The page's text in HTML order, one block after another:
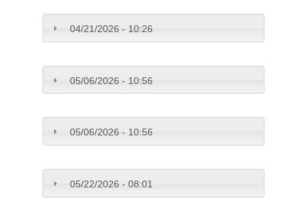
04/21/2026 - 10:26
05/06/2026 - 10:56
05/06/2026 - 10:56
05/22/2026 - 08:01